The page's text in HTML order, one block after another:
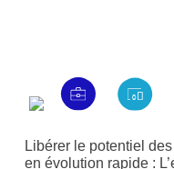
Libérer le potentiel
en évolution rapide :